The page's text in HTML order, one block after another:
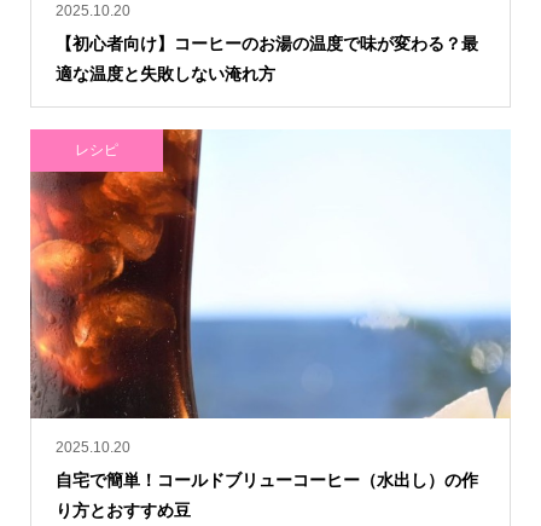
2025.10.20
【初心者向け】コーヒーのお湯の温度で味が変わる？最
適な温度と失敗しない淹れ方
2025.10.20
自宅で簡単！コールドブリューコーヒー（水出し）の作
り方とおすすめ豆
レシピ